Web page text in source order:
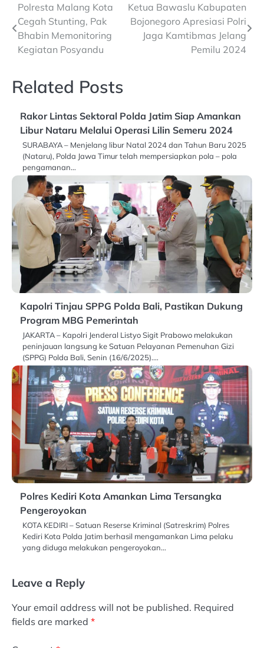
Post
navigation
Polresta Malang Kota
Cegah Stunting, Pak
Bhabin Memonitoring
Kegiatan Posyandu
Ketua Bawaslu Kabupaten
Bojonegoro Apresiasi Polri
Jaga Kamtibmas Jelang
Pemilu 2024
Related Posts
Rakor Lintas Sektoral Polda Jatim Siap Amankan
Libur Nataru Melalui Operasi Lilin Semeru 2024
SURABAYA – Menjelang libur Natal 2024 dan Tahun Baru 2025
(Nataru), Polda Jawa Timur telah mempersiapkan pola – pola
pengamanan…
Kapolri Tinjau SPPG Polda Bali, Pastikan Dukung
Program MBG Pemerintah
JAKARTA – Kapolri Jenderal Listyo Sigit Prabowo melakukan
peninjauan langsung ke Satuan Pelayanan Pemenuhan Gizi
(SPPG) Polda Bali, Senin (16/6/2025).…
Polres Kediri Kota Amankan Lima Tersangka
Pengeroyokan
KOTA KEDIRI – Satuan Reserse Kriminal (Satreskrim) Polres
Kediri Kota Polda Jatim berhasil mengamankan Lima pelaku
yang diduga melakukan pengeroyokan…
Leave a Reply
Your email address will not be published. Required
fields are marked *